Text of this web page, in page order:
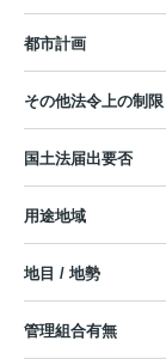
都市計画
その他法令上の制限
国土法届出要否
用途地域
地目 / 地勢
管理組合有無